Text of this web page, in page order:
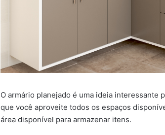
O armário planejado é uma ideia interessante
que você aproveite todos os espaços
área disponível para armazenar itens.